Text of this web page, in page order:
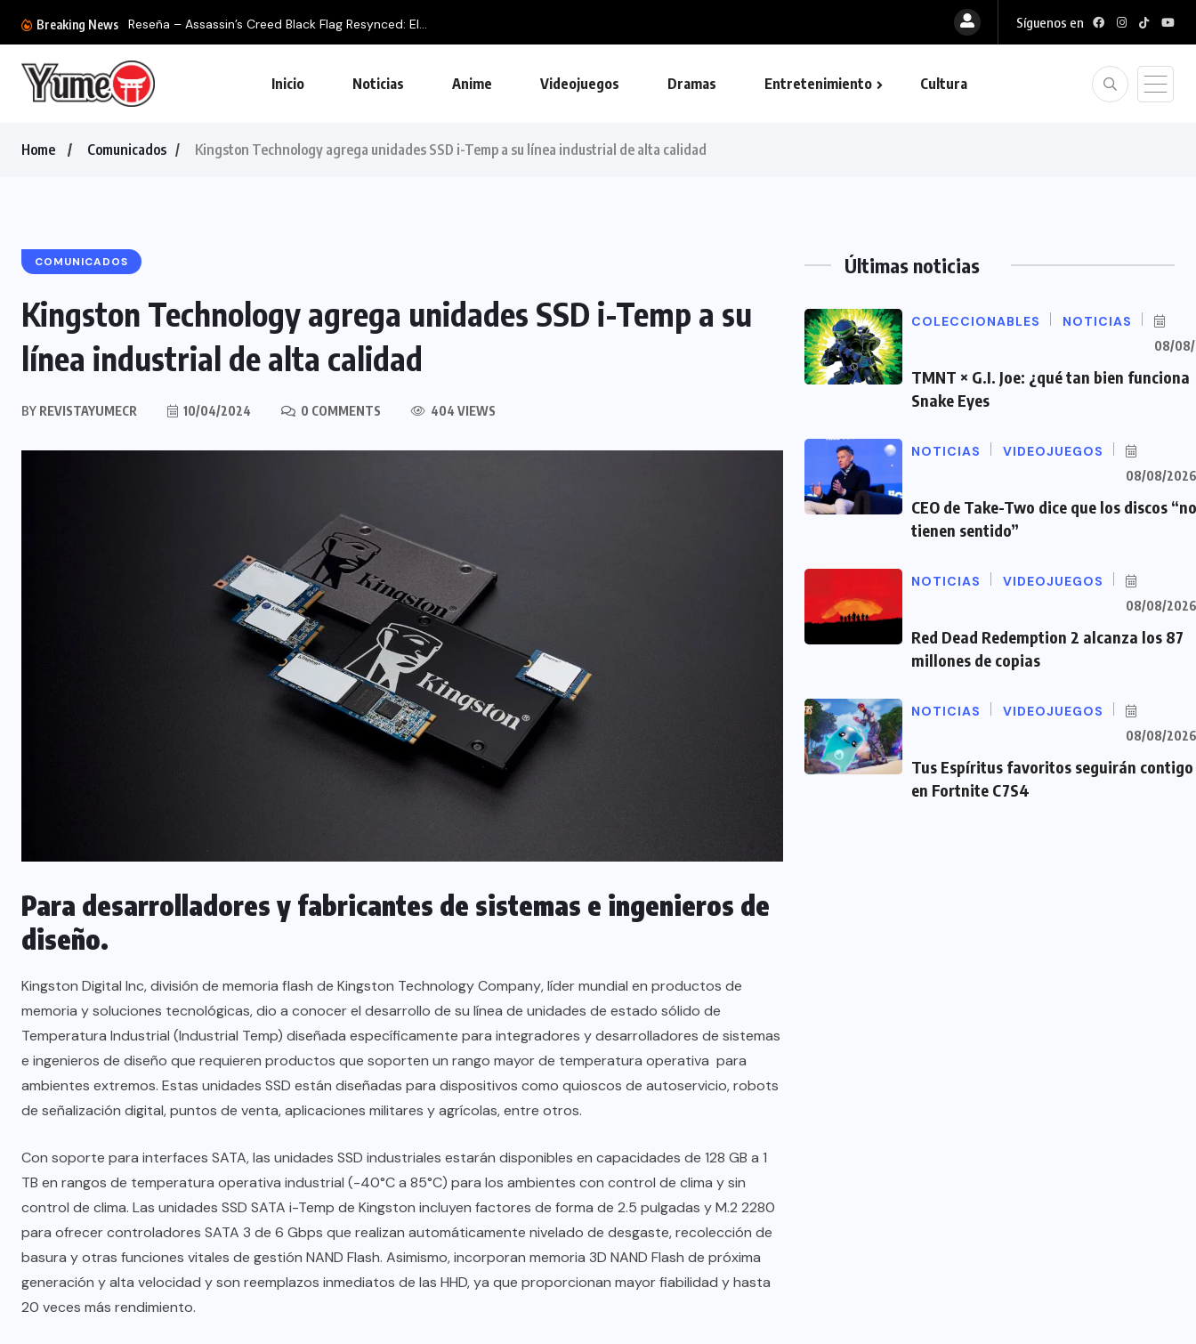
Breaking News Reseña – Assassin’s Creed Black Flag Resynced: El... Síguenos en
Inicio Noticias Anime Videojuegos Dramas Entretenimiento Cultura
Home Comunicados Kingston Technology agrega unidades SSD i-Temp a su línea industrial de alta calidad
COMUNICADOS
Kingston Technology agrega unidades SSD i-Temp a su
línea industrial de alta calidad
BY REVISTAYUMECR 10/04/2024 0 COMMENTS 404 VIEWS
Para desarrolladores y fabricantes de sistemas e ingenieros de
diseño.
Kingston Digital Inc, división de memoria flash de Kingston Technology Company, líder mundial en productos de
memoria y soluciones tecnológicas, dio a conocer el desarrollo de su línea de unidades de estado sólido de
Temperatura Industrial (Industrial Temp) diseñada específicamente para integradores y desarrolladores de sistemas
e ingenieros de diseño que requieren productos que soporten un rango mayor de temperatura operativa para
ambientes extremos. Estas unidades SSD están diseñadas para dispositivos como quioscos de autoservicio, robots
de señalización digital, puntos de venta, aplicaciones militares y agrícolas, entre otros.
Con soporte para interfaces SATA, las unidades SSD industriales estarán disponibles en capacidades de 128 GB a 1
TB en rangos de temperatura operativa industrial (-40°C a 85°C) para los ambientes con control de clima y sin
control de clima. Las unidades SSD SATA i-Temp de Kingston incluyen factores de forma de 2.5 pulgadas y M.2 2280
para ofrecer controladores SATA 3 de 6 Gbps que realizan automáticamente nivelado de desgaste, recolección de
basura y otras funciones vitales de gestión NAND Flash. Asimismo, incorporan memoria 3D NAND Flash de próxima
generación y alta velocidad y son reemplazos inmediatos de las HHD, ya que proporcionan mayor fiabilidad y hasta
20 veces más rendimiento.
Últimas noticias
COLECCIONABLES NOTICIAS
08/
TMNT × G.I. Joe: ¿qué tan bien funciona
Snake Eyes
NOTICIAS VIDEOJUEGOS
08/08/2026
CEO de Take-Two dice que los discos “no
tienen sentido”
NOTICIAS VIDEOJUEGOS
08/08/2026
Red Dead Redemption 2 alcanza los 87
millones de copias
NOTICIAS VIDEOJUEGOS
08/08/2026
Tus Espíritus favoritos seguirán contigo
en Fortnite C7S4